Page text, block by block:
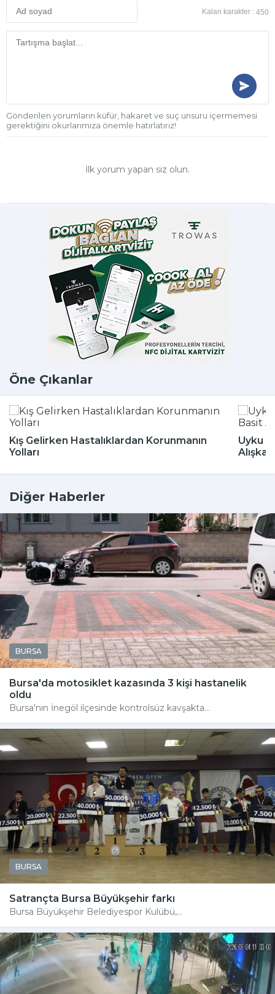
Kalan karakter : 450
Gönderilen yorumların küfür, hakaret ve suç unsuru içermemesi
gerektiğini okurlarımıza önemle hatırlatırız!
İlk yorum yapan siz olun.
Öne Çıkanlar
Kış Gelirken Hastalıklardan Korunmanın
Yolları
Uyku
Diğer Haberler
BURSA
Bursa'da motosiklet kazasında 3 kişi hastanelik
oldu
Bursa'nın İnegöl ilçesinde kontrolsüz kavşakta...
BURSA
Satrançta Bursa Büyükşehir farkı
Bursa Büyükşehir Belediyespor Kulübü,...